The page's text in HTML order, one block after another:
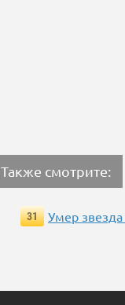
Также смотрите:
31 Умер